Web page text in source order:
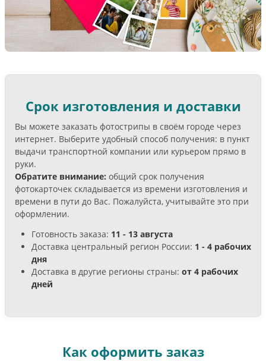
Срок изготовления и доставки
Вы можете заказать фотострипы в своём городе через
интернет. Выберите удобный способ получения: в пункт
выдачи транспортной компании или курьером прямо в
руки.
Обратите внимание: общий срок получения
фотокарточек складывается из времени изготовления и
времени в пути до Вас. Пожалуйста, учитывайте это при
оформлении.
Готовность заказа: 11 - 13 августа
Доставка центральный регион России: 1 - 4 рабочих
дня
Доставка в другие регионы страны: от 4 рабочих
дней
Как оформить заказ